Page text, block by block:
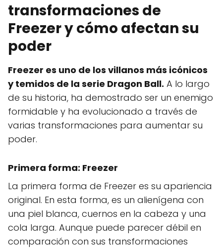
transformaciones de
Freezer y cómo afectan su
poder
Freezer es uno de los villanos más icónicos
y temidos de la serie Dragon Ball. A lo largo
de su historia, ha demostrado ser un enemigo
formidable y ha evolucionado a través de
varias transformaciones para aumentar su
poder.
Primera forma: Freezer
La primera forma de Freezer es su apariencia
original. En esta forma, es un alienígena con
una piel blanca, cuernos en la cabeza y una
cola larga. Aunque puede parecer débil en
comparación con sus transformaciones